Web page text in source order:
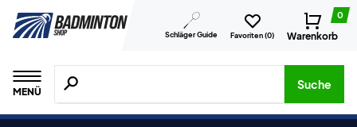
Schläger Guide Favoriten (0)
0
Warenkorb
MENÜ
Suche nach Produkten, Marken usw.
Suche